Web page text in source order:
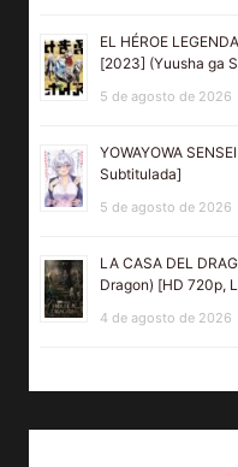
EL HÉROE
[2023] (Yuusha ga
5 de agosto de 2026
YOWAYOWA
Subtitulada]
5 de agosto de 2026
LA CASA DEL
Dragon) [HD 720p,
4 de agosto de 2026